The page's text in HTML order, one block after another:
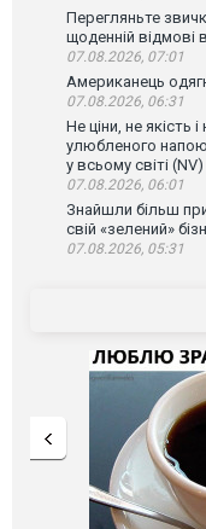
Перегляньте
щоденній відмові
07.08.2026, 07:01
Американець
07.08.2026, 06:31
Не ціни, не якість
улюбленого напою
у всьому світі (NV)
07.08.2026, 06:01
Знайшли більш
свій «зелений»
07.08.2026, 05:31